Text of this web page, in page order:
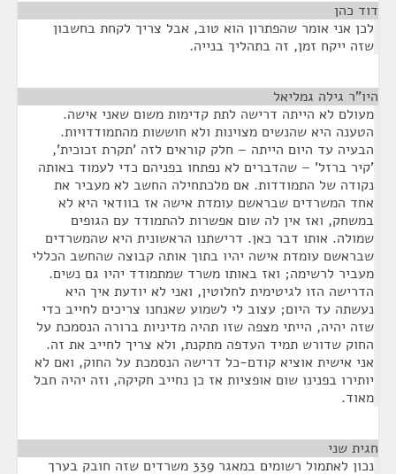
דוד כהן
לכן אני אומר שהפתרון הוא טוב, אבל צריך לקחת בחשבון
שזה ייקח זמן, זה בתהליך בנייה.
היו"ר גילה גמליאל
מעולם לא הייתה דרישה לתת קדימות משום שאני אישה.
הטענה היא שהנשים מצוינות ולא חוששות מהתמודדויות.
הבעיה עד היום הייתה – חלק קוראים לזה 'תקרת זכוכית',
'קיר ברזל' – שהדברים לא נפתחו בפניהם כדי לעמוד באותה
נקודה של התמודדות. אם מלכתחילה החשב לא מעביר את
אחד המשרדים שבראשם עומדת אישה אז בוודאי היא לא
במשחק, ואז אין לה שום אפשרות להתמודד עם הגופים
שמולה. אותו דבר כאן. דרישתנו הראשונית היא שהמשרדים
שבראשם עומדת אישה יהיו בתוך אותה קבוצה שהחשב הכללי
מעביר לרשימה; ואז באותו משרד שמתמודד יהיו גם נשים.
הדרישה הזו לגיטימית לחלוטין, ואני לא יודעת איך היא
נעשתה עד היום; עצוב לי לשמוע שאנחנו צריכים לחייב כדי
שזה יהיה, הייתי מצפה שזו תהיה מדיניות ברורה הנסמכת על
החוק שדורש תמיד העדפה מתקנת, ולא צריך לחייב את זה.
אני אישית אוציא קודם-כל דרישה הנסמכת על החוק, ואם לא
יותירו בפנינו שום אופציות אז כן נחייב חקיקה, וזה יהיה חבל
מאוד.
חגית שני
נכון לאתמול רשומים במאגר 339 משרדים שזה חובק בערך